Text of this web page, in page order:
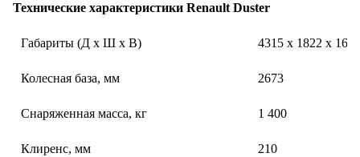
Технические характеристики Renault Duster
Габариты (Д х Ш х В) 4315 х 1822 х 1625
Колесная база, мм 2673
Снаряженная масса, кг 1 400
Клиренс, мм 210